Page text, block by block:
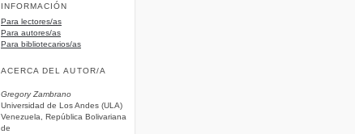
INFORMACIÓN
Para lectores/as
Para autores/as
Para bibliotecarios/as
ACERCA DEL AUTOR/A
Gregory Zambrano
Universidad de Los Andes (ULA)
Venezuela, República Bolivariana
de